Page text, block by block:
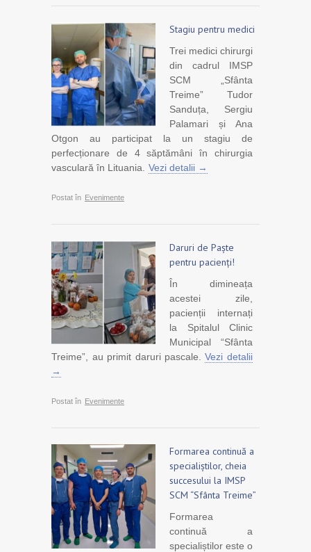
Stagiu pentru medici
Trei medici chirurgi
din cadrul IMSP
SCM „Sfânta
Treime” Tudor
Sanduța, Sergiu
Palamari și Ana
Otgon au participat la un stagiu de
perfecționare de 4 săptămâni în chirurgia
vasculară în Lituania.
Vezi detalii →
Postat în Evenimente
Daruri de Paște
pentru pacienți!
În dimineața
acestei zile,
pacienții internați
la Spitalul Clinic
Municipal “Sfânta
Treime”, au primit daruri pascale.
Vezi detalii
→
Postat în Evenimente
Formarea continuă a
specialiștilor, cheia
succesului la IMSP
SCM “Sfânta Treime”
Formarea
continuă a
specialiștilor este o